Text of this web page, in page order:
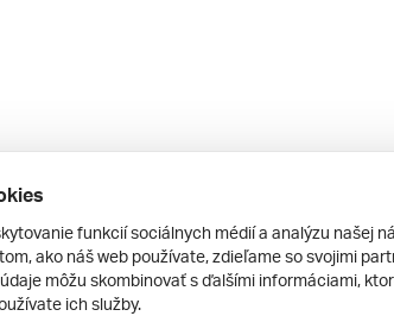
funkcií sociálnych médií a analýzu našej
ako náš web používate, zdieľame so svojimi
môžu skombinovať s ďalšími informáciami,
ich služby.